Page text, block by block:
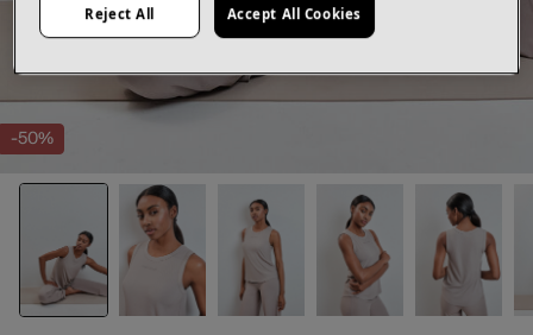
-50%
Reject All Accept All Cookies